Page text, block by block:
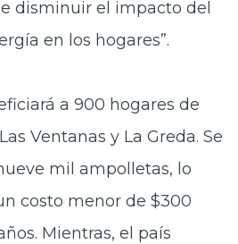
disminuir el impacto del
en los hogares”.
a 900 hogares de
Ventanas y La Greda. Se
mil ampolletas, lo
costo menor de $300
Mientras, el país